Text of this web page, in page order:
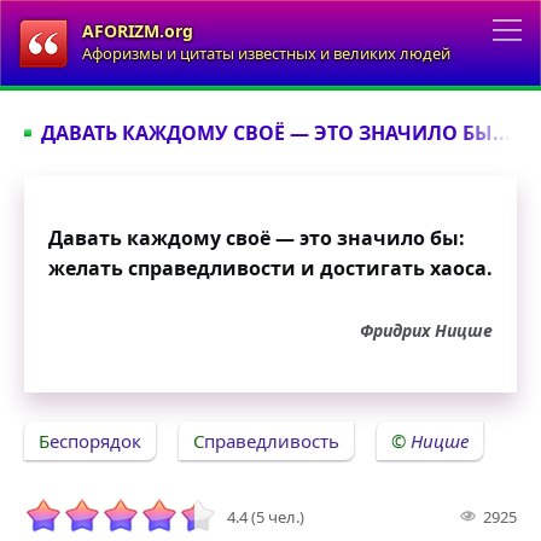
AFORIZM.org
Афоризмы и цитаты известных и великих людей
ДАВАТЬ КАЖДОМУ СВОЁ — ЭТО ЗНАЧИЛО БЫ...
Давать каждому своё — это значило бы:
желать справедливости и достигать хаоса.
Фридрих Ницше
Беспорядок Справедливость Ницше
4.4 (5 чел.) 2925